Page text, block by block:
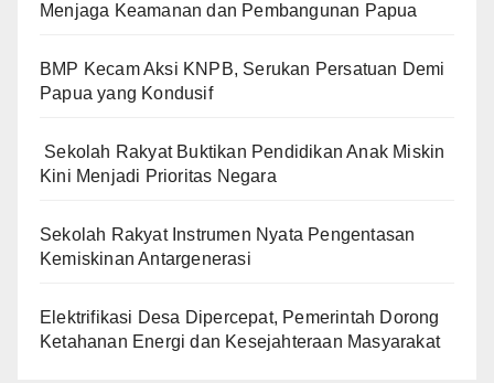
Menjaga Keamanan dan Pembangunan Papua
BMP Kecam Aksi KNPB, Serukan Persatuan Demi
Papua yang Kondusif
Sekolah Rakyat Buktikan Pendidikan Anak Miskin
Kini Menjadi Prioritas Negara
Sekolah Rakyat Instrumen Nyata Pengentasan
Kemiskinan Antargenerasi
Elektrifikasi Desa Dipercepat, Pemerintah Dorong
Ketahanan Energi dan Kesejahteraan Masyarakat